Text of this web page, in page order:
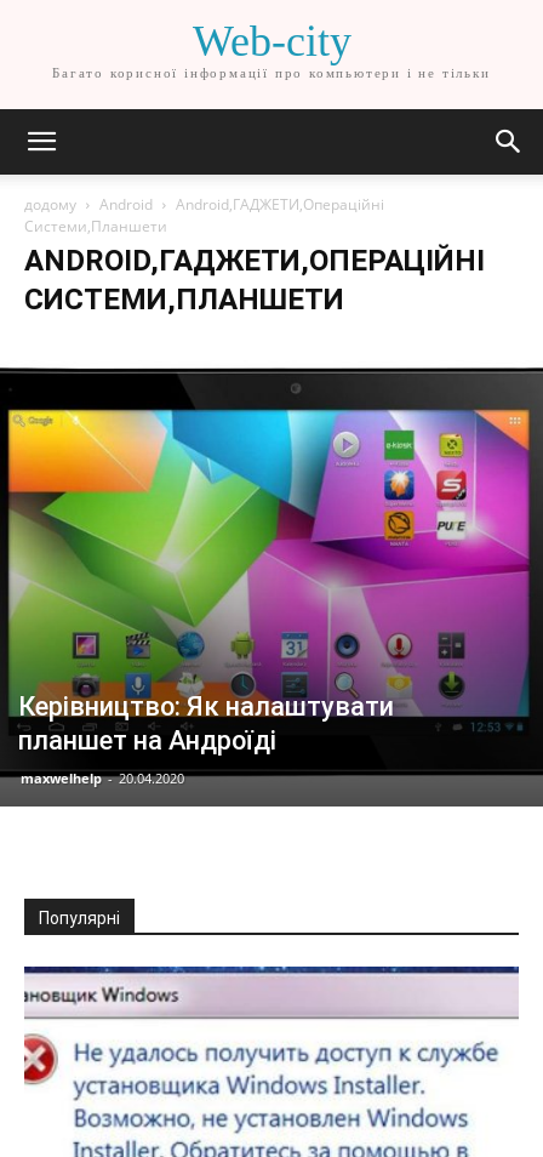
Web-city
Багато корисної інформації про компьютери і не тільки
додому Android
Android,ГАДЖЕТИ,Операційні
Системи,Планшети
ANDROID,ГАДЖЕТИ,ОПЕРАЦІЙНІ
СИСТЕМИ,ПЛАНШЕТИ
Керівництво: Як налаштувати
планшет на Андроїді
maxwelhelp - 20.04.2020
Популярні